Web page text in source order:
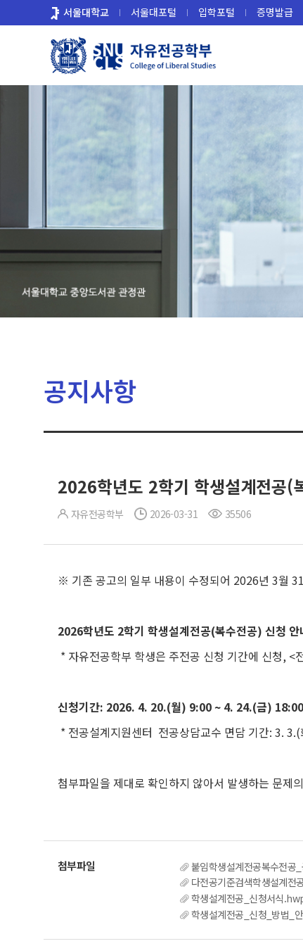
로
서울대학교 서울대포털 입학포털 증명발급
공지사항
2026학년도 2학기 학생설계전
자유전공학부 2026-03-31 35506
※ 기존 공고의 일부 내용이 수정되어 2026년 3월
2026학년도 2학기 학생설계전공(복수전공) 신청 안
* 자유전공학부 학생은 주전공 신청 기간에 신청, <
신청기간: 2026. 4. 20.(월) 9:00 ~ 4. 24.(금) 18:00
* 전공설계지원센터 전공상담교수 면담 기간: 3.
첨부파일을 제대로 확인하지 않아서 발생하는 문제
붙임학생설계전공복수전
다전공기준검색학생설계전
학생설계전공_신청서식
학생설계전공_신청_방법_